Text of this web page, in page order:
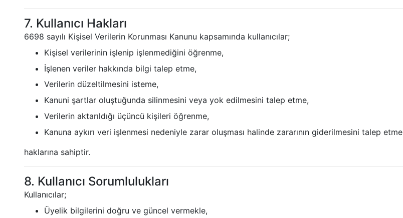
7. Kullanıcı Hakları
6698 sayılı Kişisel Verilerin Korunması Kanunu kapsamında kullanıcılar;
Kişisel verilerinin işlenip işlenmediğini öğrenme,
İşlenen veriler hakkında bilgi talep etme,
Verilerin düzeltilmesini isteme,
Kanuni şartlar oluştuğunda silinmesini veya yok edilmesini talep etme,
Verilerin aktarıldığı üçüncü kişileri öğrenme,
Kanuna aykırı veri işlenmesi nedeniyle zarar oluşması halinde zararının giderilmesini talep etme
haklarına sahiptir.
8. Kullanıcı Sorumlulukları
Kullanıcılar;
Üyelik bilgilerini doğru ve güncel vermekle,